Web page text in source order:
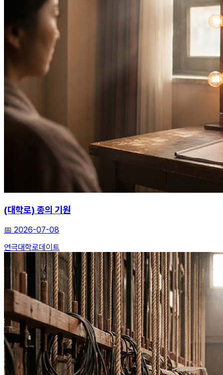
(대학로) 종의 기원
📅 2026-07-08
연극대학로데이트